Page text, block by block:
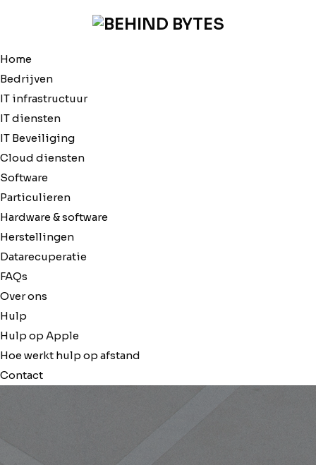
Home
Bedrijven
IT infrastructuur
IT diensten
IT Beveiliging
Cloud diensten
Software
Particulieren
Hardware & software
Herstellingen
Datarecuperatie
FAQs
Over ons
Hulp
Hulp op Apple
Hoe werkt hulp op afstand
Contact